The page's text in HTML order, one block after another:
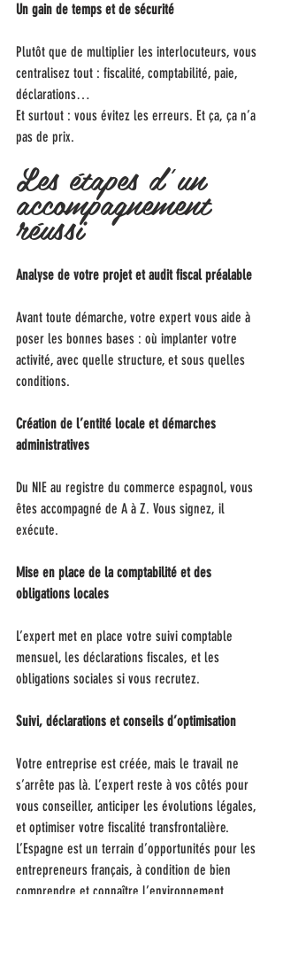
Un gain de temps et de sécurité
Plutôt que de multiplier les interlocuteurs, vous
centralisez tout : fiscalité, comptabilité, paie,
déclarations…
Et surtout : vous évitez les erreurs. Et ça, ça n’a
pas de prix.
Les étapes d’un
accompagnement
réussi
Analyse de votre projet et audit fiscal préalable
Avant toute démarche, votre expert vous aide à
poser les bonnes bases : où implanter votre
activité, avec quelle structure, et sous quelles
conditions.
Création de l’entité locale et démarches
administratives
Du NIE au registre du commerce espagnol, vous
êtes accompagné de A à Z. Vous signez, il
exécute.
Mise en place de la comptabilité et des
obligations locales
L’expert met en place votre suivi comptable
mensuel, les déclarations fiscales, et les
obligations sociales si vous recrutez.
Suivi, déclarations et conseils d’optimisation
Votre entreprise est créée, mais le travail ne
s’arrête pas là. L’expert reste à vos côtés pour
vous conseiller, anticiper les évolutions légales,
et optimiser votre fiscalité transfrontalière.
L’Espagne est un terrain d’opportunités pour les
entrepreneurs français, à condition de bien
comprendre et connaître l’environnement.